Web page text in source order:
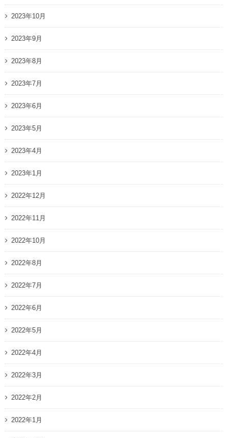
2023年10月
2023年9月
2023年8月
2023年7月
2023年6月
2023年5月
2023年4月
2023年1月
2022年12月
2022年11月
2022年10月
2022年8月
2022年7月
2022年6月
2022年5月
2022年4月
2022年3月
2022年2月
2022年1月